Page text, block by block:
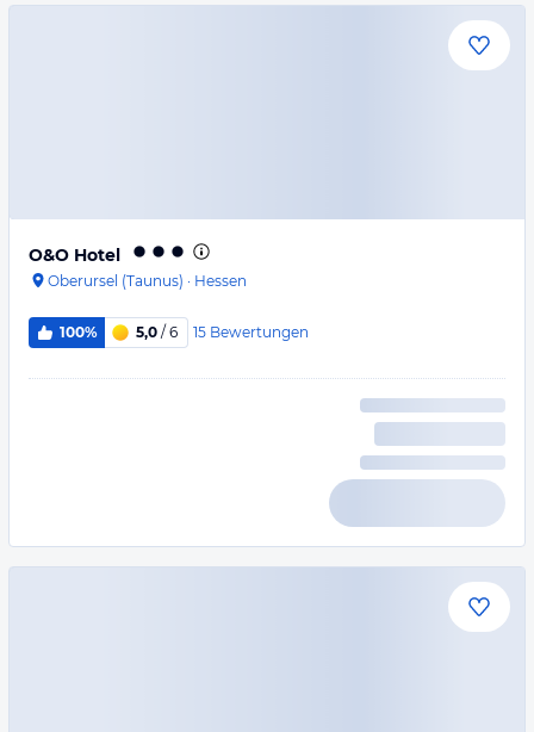
O&O Hotel
Oberursel (Taunus) · Hessen
100% 5,0 / 6 15 Bewertungen